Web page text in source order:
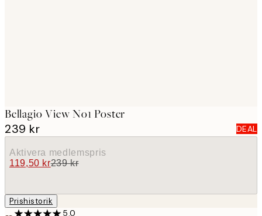
Bellagio View No1 Poster
239 kr DEAL
Aktivera medlemspris
119,50 kr239 kr
Prishistorik
5.0